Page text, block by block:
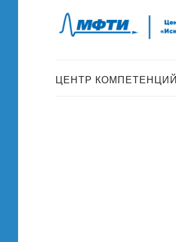
ЦЕНТР КОМПЕТЕНЦИЙ